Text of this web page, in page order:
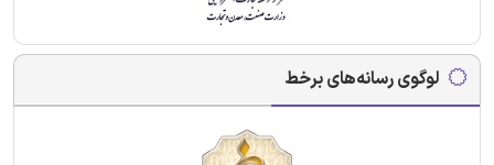
لوگوی رسانه‌های برخط